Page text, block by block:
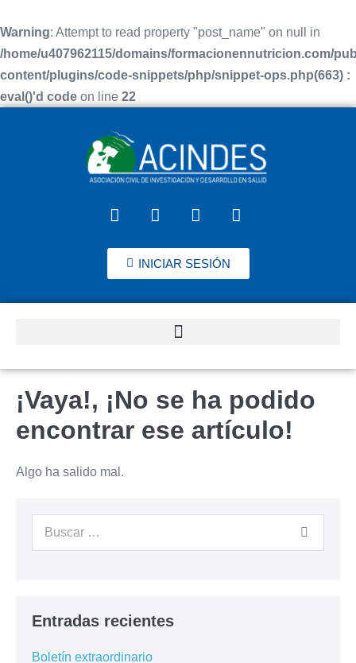
Warning: Attempt to read property "post_name" on null in
/home/u407962115/domains/formacionennutricion.com/
content/plugins/code-snippets/php/snippet-ops.php(663) :
eval()'d code on line 22
INICIAR SESIÓN
¡Vaya!, ¡No se ha podido
encontrar ese artículo!
Algo ha salido mal.
Entradas recientes
Boletín extraordinario